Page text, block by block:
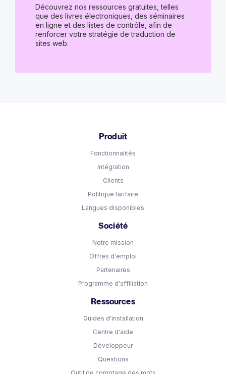
Découvrez nos ressources gratuites, telles
que des livres électroniques, des séminaires
en ligne et des listes de contrôle, afin de
renforcer votre stratégie de traduction de
sites web.
Produit
Fonctionnalités
Intégration
Clients
Politique tarifaire
Langues disponibles
Société
Notre mission
Offres d'emploi
Partenaires
Programme d'affiliation
Ressources
Guides d'installation
Centre d'aide
Développeur
Questions